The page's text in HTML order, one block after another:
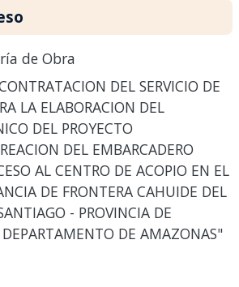
de Obra
DEL SERVICIO DE
LA ELABORACION DEL
DEL PROYECTO
DEL EMBARCADERO
AL CENTRO DE ACOPIO EN EL
DE FRONTERA CAHUIDE DEL
- PROVINCIA DE
DE AMAZONAS"